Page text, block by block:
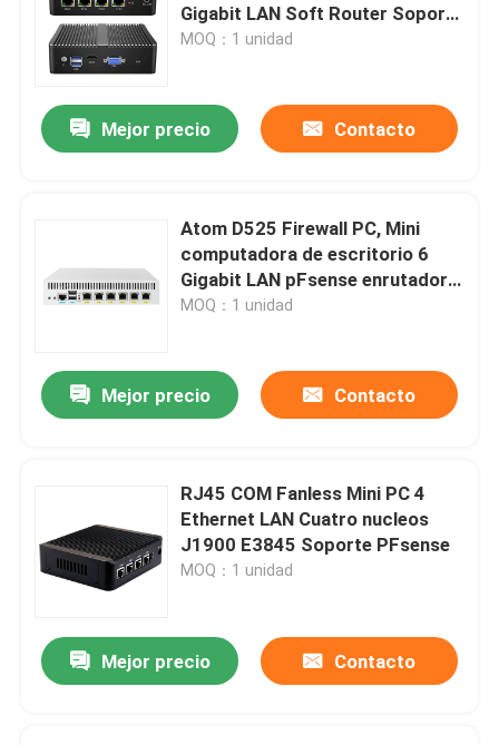
Gigabit LAN Soft Router Soporte
PFsense
MOQ：1 unidad
Mejor precio Contacto
Atom D525 Firewall PC, Mini
computadora de escritorio 6
Gigabit LAN pFsense enrutador
suave
MOQ：1 unidad
Mejor precio Contacto
RJ45 COM Fanless Mini PC 4
Ethernet LAN Cuatro nucleos
J1900 E3845 Soporte PFsense
MOQ：1 unidad
Mejor precio Contacto